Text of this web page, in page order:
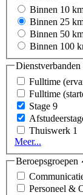
Binnen 10
Binnen 25
Binnen 50
Binnen 100
Dienstverbanden
Fulltime
Fulltime
Stage 9
Thuiswerk 1
Meer...
Beroepsgroepen
Personeel &